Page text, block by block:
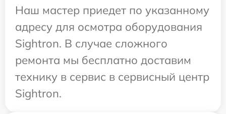
Наш мастер приедет по указанному
адресу для осмотра оборудования
Sightron. В случае сложного
ремонта мы бесплатно доставим
технику в сервис в сервисный центр
Sightron.